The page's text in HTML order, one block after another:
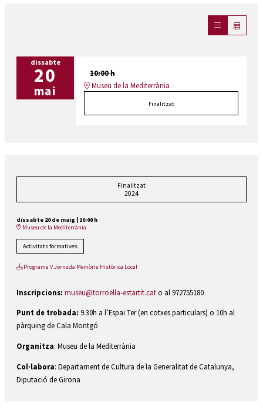
dissabte
20
mai
10:00 h
Museu de la Mediterrània
Finalitzat
Finalitzat
2024
dissabte 20 de maig
10:00 h
Museu de la Mediterrània
Activitats formatives
Programa V Jornada Memòria Històrica Local
Inscripcions: museu@torroella-estartit.cato al 972755180
Punt de trobada: 9.30h a l’Espai Ter (en cotxes particulars) o 10h al
pàrquing de Cala Montgó
Organitza: Museu de la Mediterrània
Col·labora: Departament de Cultura de la Generalitat de Catalunya,
Diputació de Girona